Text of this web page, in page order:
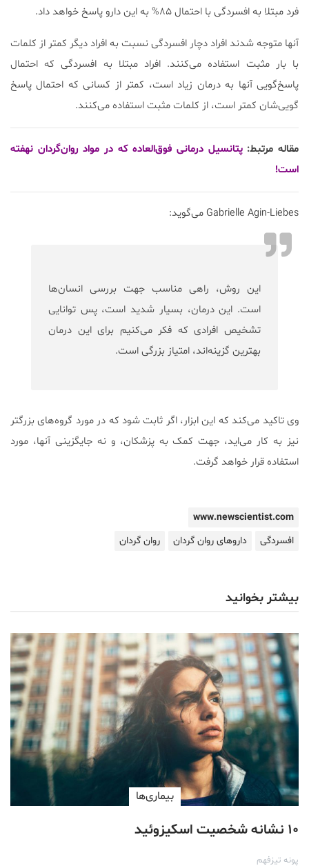
فرد مبتلا به افسردگی با احتمال ۸۵% به این دارو پاسخ خواهد داد.
آنها متوجه شدند افراد دچار افسردگی نسبت به افراد دیگر کمتر از کلمات
با بار مثبت استفاده می‌کنند. افراد مبتلا به افسردگی که احتمال
پاسخ‌گویی آنها به درمان زیاد است، کمتر از کسانی که احتمال پاسخ
گویی‌شان کمتر است، از کلمات مثبت استفاده می‌کنند.
مقاله مرتبط:پتانسیل درمانی فوق‌العاده که در مواد روان‌گردان نهفته
است!
Gabrielle Agin-Liebes می‌گوید:
این روش، راهی مناسب جهت بررسی انسان‌ها
است. این درمان، بسیار شدید است، پس توانایی
تشخیص افرادی که فکر می‌کنیم برای این درمان
بهترین گزینه‌اند، امتیاز بزرگی است.
وی تاکید می‌کند که این ابزار، اگر ثابت شود که در مورد گروه‌های بزرگتر
نیز به کار می‌اید، جهت کمک به پزشکان، و نه جایگزینی آنها، مورد
استفاده قرار خواهد گرفت.
www.newscientist.com
افسردگی
داروهای روان گردان روان گردان
بیشتر بخوانید
بیماری‌ها
۱۰ نشانه شخصیت اسکیزوئید
پونه تیزفهم